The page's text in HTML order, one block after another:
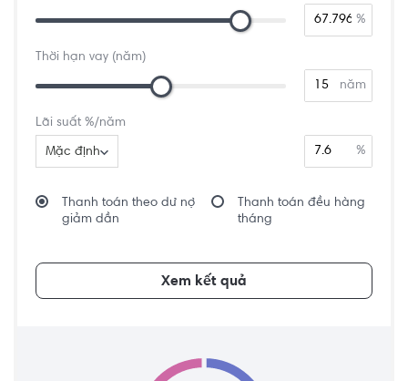
%
Thời hạn vay (năm)
năm
Lãi suất %/năm
Mặc định %
Thanh toán theo dư nợ
giảm dần
Thanh toán đều hàng
tháng
Xem kết quả